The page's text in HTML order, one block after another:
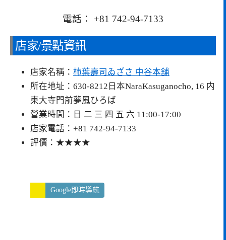
電話： +81 742-94-7133
店家/景點資訊
店家名稱： 柿葉壽司ゐざさ 中谷本舖
所在地址：630-8212日本NaraKasuganocho, 16 内
東大寺門前夢風ひろば
營業時間：日 二 三 四 五 六 11:00-17:00
店家電話：+81 742-94-7133
評價：★★★★
Google即時導航